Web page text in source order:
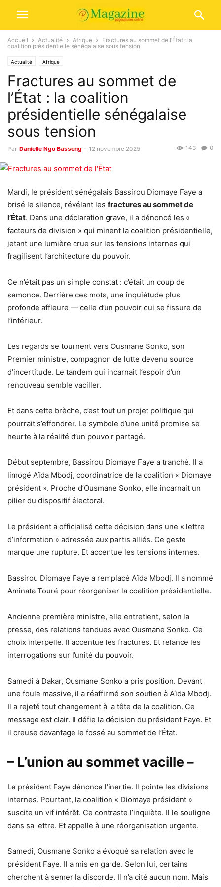
Accueil Actualité Afrique
Fractures au sommet de l’État : la
coalition présidentielle sénégalaise sous tension
Actualité Afrique
Fractures au sommet de
l’État : la coalition
présidentielle sénégalaise
sous tension
Par Danielle Ngo Bassong - 12 novembre 2025 0
143
Mardi, le président sénégalais Bassirou Diomaye Faye a
brisé le silence, révélant les fractures au sommet de
l’État. Dans une déclaration grave, il a dénoncé les «
facteurs de division » qui minent la coalition présidentielle,
jetant une lumière crue sur les tensions internes qui
fragilisent l’architecture du pouvoir.
Ce n’était pas un simple constat : c’était un coup de
semonce. Derrière ces mots, une inquiétude plus
profonde affleure — celle d’un pouvoir qui se fissure de
l’intérieur.
Les regards se tournent vers Ousmane Sonko, son
Premier ministre, compagnon de lutte devenu source
d’incertitude. Le tandem qui incarnait l’espoir d’un
renouveau semble vaciller.
Et dans cette brèche, c’est tout un projet politique qui
pourrait s’effondrer. Le symbole d’une unité promise se
heurte à la réalité d’un pouvoir partagé.
Début septembre, Bassirou Diomaye Faye a tranché. Il a
limogé Aïda Mbodj, coordinatrice de la coalition « Diomaye
président ». Proche d’Ousmane Sonko, elle incarnait un
pilier du dispositif électoral.
Le président a officialisé cette décision dans une « lettre
d’information » adressée aux partis alliés. Ce geste
marque une rupture. Et accentue les tensions internes.
Bassirou Diomaye Faye a remplacé Aïda Mbodj. Il a nommé
Aminata Touré pour réorganiser la coalition présidentielle.
Ancienne première ministre, elle entretient, selon la
presse, des relations tendues avec Ousmane Sonko. Ce
choix interpelle. Il accentue les fractures. Et relance les
interrogations sur l’unité du pouvoir.
Samedi à Dakar, Ousmane Sonko a pris position. Devant
une foule massive, il a réaffirmé son soutien à Aïda Mbodj.
Il a rejeté tout changement à la tête de la coalition. Ce
message est clair. Il défie la décision du président Faye. Et
il creuse davantage le fossé au sommet de l’État.
– L’union au sommet vacille –
Le président Faye dénonce l’inertie. Il pointe les divisions
internes. Pourtant, la coalition « Diomaye président »
suscite un vif intérêt. Ce contraste l’inquiète. Il le souligne
dans sa lettre. Et appelle à une réorganisation urgente.
Samedi, Ousmane Sonko a évoqué sa relation avec le
président Faye. Il a mis en garde. Selon lui, certains
cherchent à semer la discorde. Il n’a cité aucun nom. Mais